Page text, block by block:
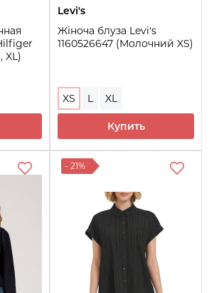
XL)
Levi's
Жіноча блуза Levi's
1160526647 (Молочний XS)
XS L XL
Купить
- 21%